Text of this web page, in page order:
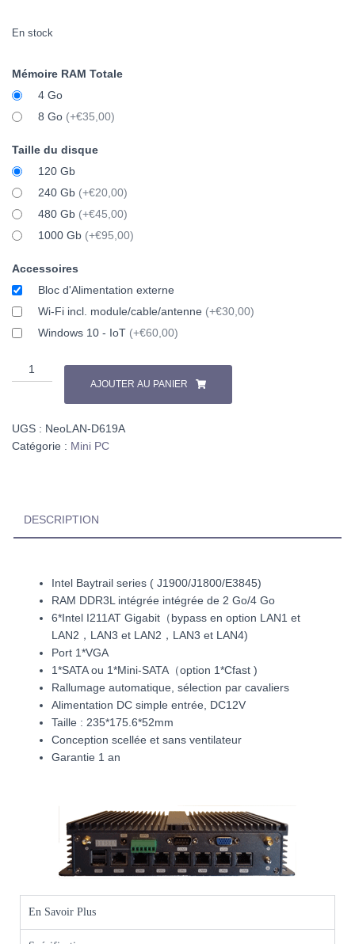
En stock
Mémoire RAM Totale
4 Go
8 Go (+€35,00)
Taille du disque
120 Gb
240 Gb (+€20,00)
480 Gb (+€45,00)
1000 Gb (+€95,00)
Accessoires
Bloc d'Alimentation externe
Wi-Fi incl. module/cable/antenne (+€30,00)
Windows 10 - IoT (+€60,00)
AJOUTER AU PANIER
UGS : NeoLAN-D619A
Catégorie : Mini PC
DESCRIPTION
Intel Baytrail series ( J1900/J1800/E3845)
RAM DDR3L intégrée intégrée de 2 Go/4 Go
6*Intel I211AT Gigabit（bypass en option LAN1 et
LAN2，LAN3 et LAN2，LAN3 et LAN4)
Port 1*VGA
1*SATA ou 1*Mini-SATA（option 1*Cfast )
Rallumage automatique, sélection par cavaliers
Alimentation DC simple entrée, DC12V
Taille : 235*175.6*52mm
Conception scellée et sans ventilateur
Garantie 1 an
En Savoir Plus